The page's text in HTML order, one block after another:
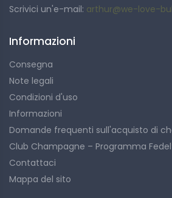
Scrivici un'e-mail: arthur@we-love-
Informazioni
Consegna
Note legali
Condizioni d'uso
Informazioni
Domande frequenti sull'acquisto di
Club Champagne – Programma
Contattaci
Mappa del sito